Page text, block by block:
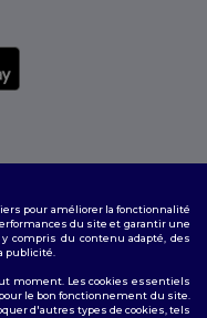
|Politique de
Site
pour améliorer la fonctionnalité
du site et garantir une
compris du contenu adapté, des
publicité.
moment. Les cookies essentiels
le bon fonctionnement du site.
d'autres types de cookies, tels